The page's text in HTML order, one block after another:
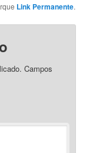
Link Permanente.
Campos